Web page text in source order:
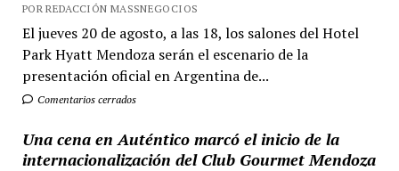
POR REDACCIÓN MASSNEGOCIOS
El jueves 20 de agosto, a las 18, los salones del Hotel
Park Hyatt Mendoza serán el escenario de la
presentación oficial en Argentina de...
Comentarios cerrados
Una cena en Auténtico marcó el inicio de la
internacionalización del Club Gourmet Mendoza